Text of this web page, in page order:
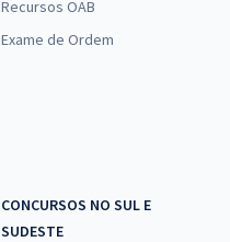
Recursos OAB
Exame de Ordem
CONCURSOS NO SUL E
SUDESTE